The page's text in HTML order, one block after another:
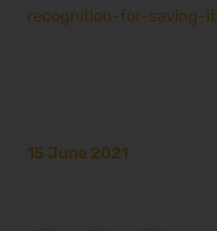
recognition-for-saving-
15 June 2021